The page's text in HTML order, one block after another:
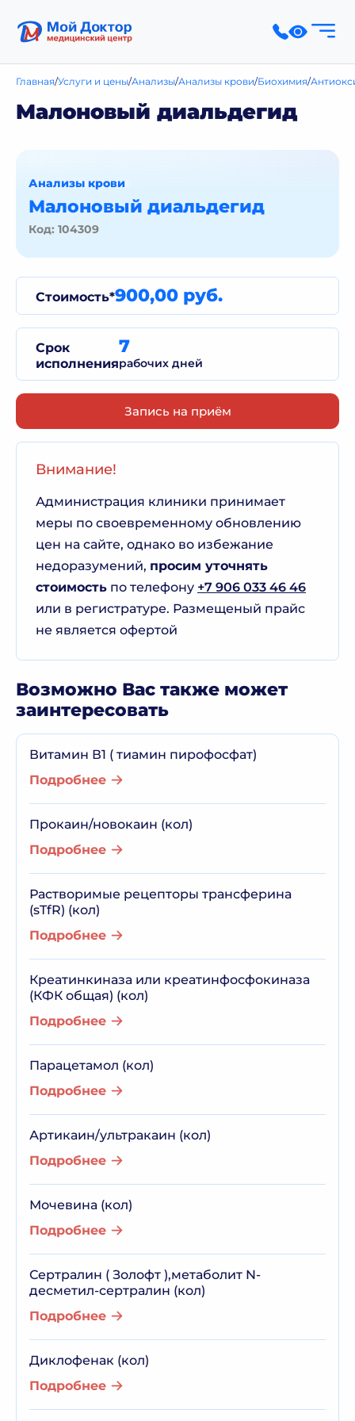
Главная Услуги и цены Анализы Анализы крови Биохимия
Малоновый диальдегид
Малоновый диальдегид
Код: 104309
Анализы крови
Стоимость*900,00 руб.
Срок
исполнения
7
рабочих дней
Запись на приём
Внимание!
Администрация клиники принимает
меры по своевременному обновлению
цен на сайте, однако во избежание
недоразумений, просим уточнять
стоимость по телефону +7 906 033 46 46
или в регистратуре. Размещеный прайс
не является офертой
Возможно Вас также может
заинтересовать
Витамин В1 ( тиамин пирофосфат)
Подробнее
Прокаин/новокаин (кол)
Подробнее
Растворимые рецепторы трансферина
(sTfR) (кол)
Подробнее
Креатинкиназа или креатинфосфокиназа
(КФК общая) (кол)
Подробнее
Парацетамол (кол)
Подробнее
Артикаин/ультракаин (кол)
Подробнее
Мочевина (кол)
Подробнее
Сертралин ( Золофт ),метаболит N-
десметил-сертралин (кол)
Подробнее
Диклофенак (кол)
Подробнее